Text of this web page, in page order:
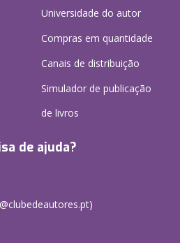
Universidade do autor
Compras em quantidade
Canais de distribuição
Simulador de publicação
de livros
de ajuda?
)